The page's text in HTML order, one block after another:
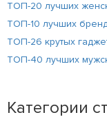
ТОП-20 лучших
ТОП-10 лучших
ТОП-26 крутых
ТОП-40 лучших
Категории